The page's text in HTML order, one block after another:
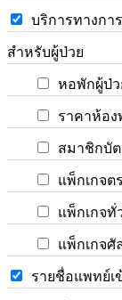
บริการทางกา
สำหรับผู้ป่วย
หอพักผู้ป่ว
ราคาห้อง
สมาชิกบั
แพ็กเกจต
แพ็กเกจทั่
แพ็กเกจศั
รายชื่อแพทย์เ